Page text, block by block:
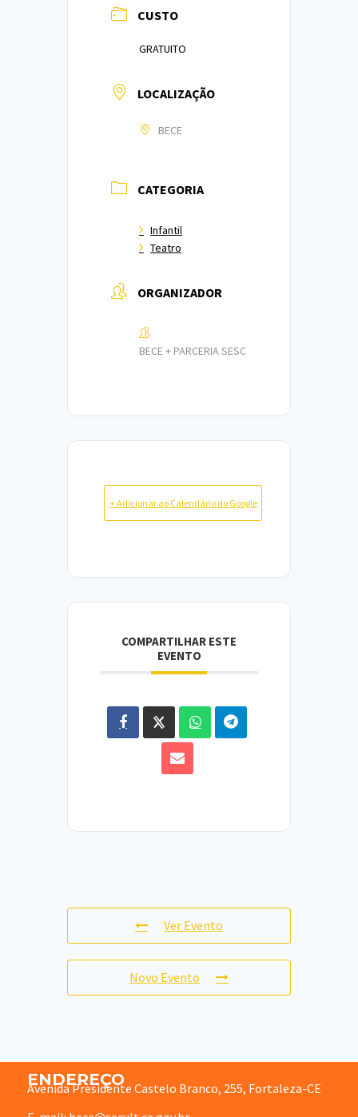
CUSTO
GRATUITO
LOCALIZAÇÃO
BECE
CATEGORIA
Infantil
Teatro
ORGANIZADOR
BECE + PARCERIA SESC
+ Adicionar ao Calendário do Google
COMPARTILHAR ESTE
EVENTO
Ver Evento
Novo Evento
ENDEREÇO
Avenida Presidente Castelo Branco, 255, Fortaleza-CE